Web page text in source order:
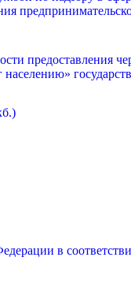
предоставления
в